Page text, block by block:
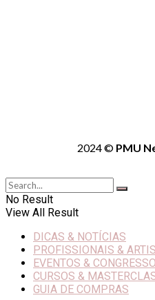
2024 © PMU
No Result
View All Result
DICAS & NOTÍCIAS
PROFISSIONAIS &
EVENTOS &
CURSOS &
GUIA DE COMPRAS